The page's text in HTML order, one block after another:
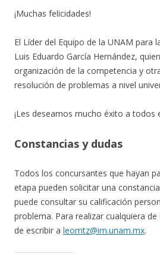
¡Muchas felicidades!
El Líder del Equipo de la UNAM para
Luis Eduardo García Hernández,
organización de la competencia y
resolución de problemas a nivel
¡Les deseamos mucho éxito a todos
Constancias y dudas
Todos los concursantes que hayan
etapa pueden solicitar una
puede consultar su calificación
problema. Para realizar cualquiera
de escribir a leomtz@im.unam.mx.